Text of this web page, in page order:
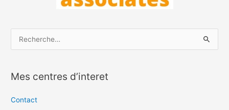
h
e
Mes centres d’interet
Contact